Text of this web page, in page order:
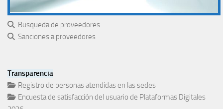
Busqueda de proveedores
Sanciones a proveedores
Transparencia
Registro de personas atendidas en las sedes
Encuesta de satisfacción del usuario de Plataformas Digitales